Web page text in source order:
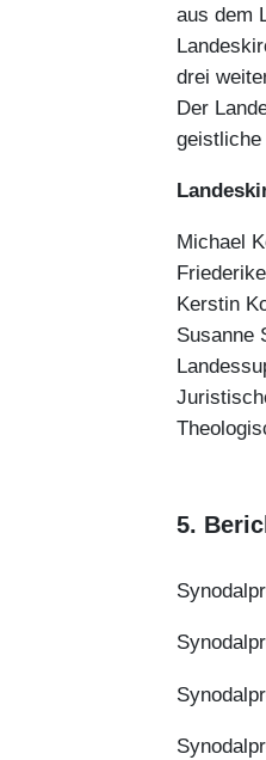
aus dem
drei
Der
geistliche
Michael
Kerstin
Susanne
5.